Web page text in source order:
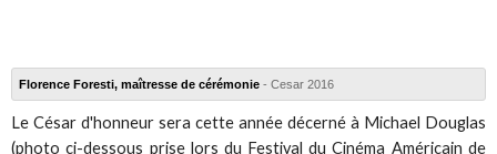
Florence Foresti, maîtresse de cérémonie - Cesar 2016
Le César d'honneur sera cette année décerné à Michael Douglas
(photo ci-dessous prise lors du Festival du Cinéma Américain de